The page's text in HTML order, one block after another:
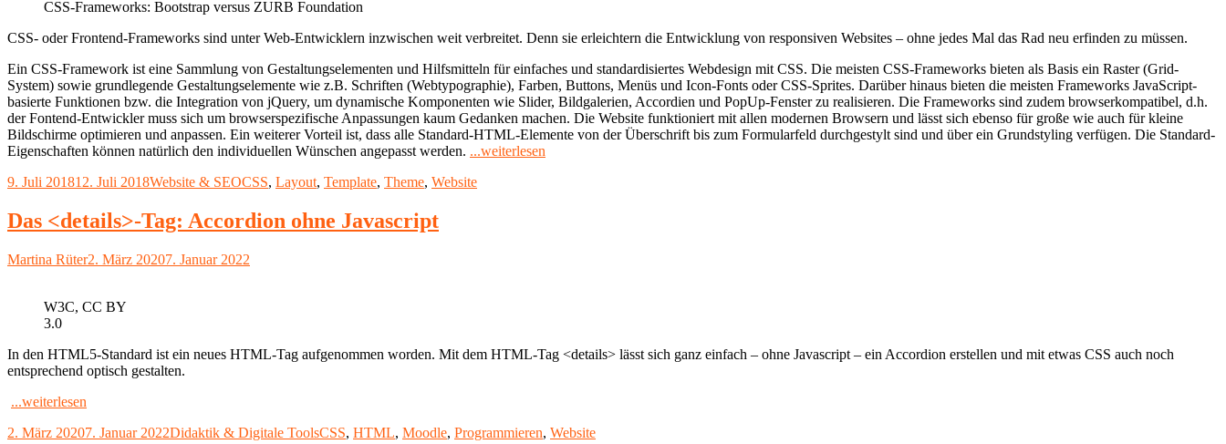
CSS-Frameworks: Bootstrap versus ZURB Foundation
CSS- oder Frontend-Frameworks sind unter Web-Entwicklern inzwischen weit verbreitet. Denn sie erleichtern die Entwicklung von responsiven Websites – ohne jedes Mal das Rad neu erfinden zu müssen.
Ein CSS-Framework ist eine Sammlung von Gestaltungselementen und Hilfsmitteln für einfaches und standardisiertes Webdesign mit CSS. Die meisten CSS-Frameworks bieten als Basis ein Raster (Grid-
System) sowie grundlegende Gestaltungselemente wie z.B. Schriften (Webtypographie), Farben, Buttons, Menüs und Icon-Fonts oder CSS-Sprites. Darüber hinaus bieten die meisten Frameworks JavaScript-
basierte Funktionen bzw. die Integration von jQuery, um dynamische Komponenten wie Slider, Bildgalerien, Accordien und PopUp-Fenster zu realisieren. Die Frameworks sind zudem browserkompatibel, d.h.
der Fontend-Entwickler muss sich um browserspezifische Anpassungen kaum Gedanken machen. Die Website funktioniert mit allen modernen Browsern und lässt sich ebenso für große wie auch für kleine
Bildschirme optimieren und anpassen. Ein weiterer Vorteil ist, dass alle Standard-HTML-Elemente von der Überschrift bis zum Formularfeld durchgestylt sind und über ein Grundstyling verfügen. Die Standard-
Eigenschaften können natürlich den individuellen Wünschen angepasst werden. ...weiterlesen
Veröffentlicht
9. Juli 201812. Juli 2018Kategorien
Website & SEOSchlagwörter
CSS, Layout, Template, Theme, Website
Das <details>-Tag: Accordion ohne Javascript
Autor
Martina RüterVeröffentlicht
2. März 20207. Januar 2022
W3C, CC BY
3.0
In den HTML5-Standard ist ein neues HTML-Tag aufgenommen worden. Mit dem HTML-Tag <details> lässt sich ganz einfach – ohne Javascript – ein Accordion erstellen und mit etwas CSS auch noch
entsprechend optisch gestalten.
...weiterlesen
Tag:
Veröffentlicht
2. März 20207. Januar 2022Kategorien
Didaktik & Digitale ToolsSchlagwörter
CSS, HTML, Moodle, Programmieren, Website